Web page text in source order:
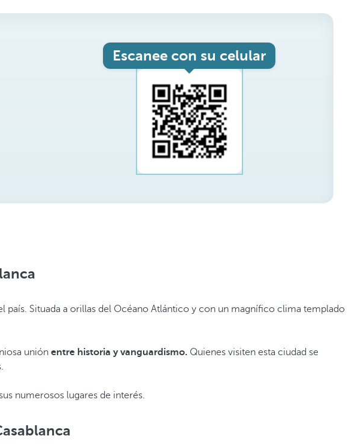
Escanee con su celular
Situada a orillas del Océano Atlántico y con un magnífico clima templado
unión entre historia y vanguardismo. Quienes visiten esta ciudad se
numerosos lugares de interés.